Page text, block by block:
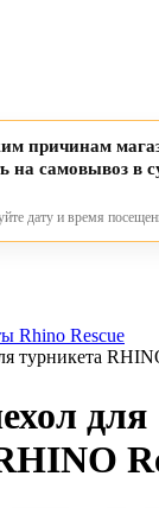
причинам
на самовывоз в
дату и время
Rhino Rescue
турникета
для